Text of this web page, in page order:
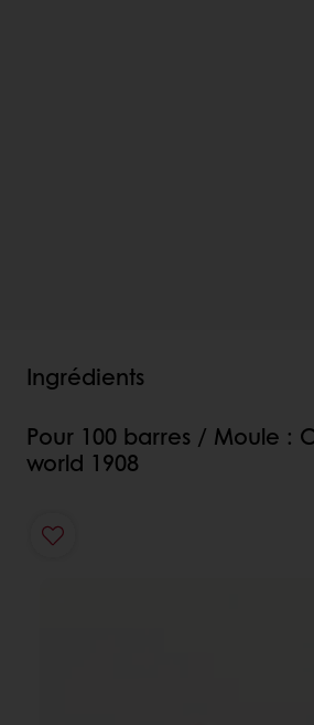
Ingrédients
Pour 100 barres / Moule :
world 1908